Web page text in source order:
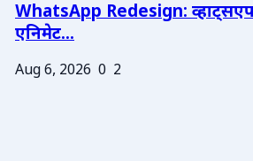
WhatsApp Redesign: व्हाट्सएप
एनिमेट...
Aug 6, 2026 0 2